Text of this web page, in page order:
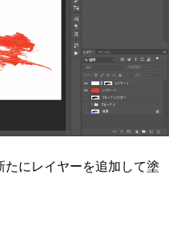
にレイヤーを追加して塗